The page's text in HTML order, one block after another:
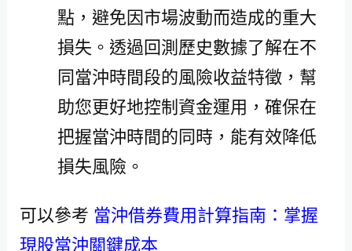
點，避免因市場波動而造成的重大
損失。透過回測歷史數據了解在不
同當沖時間段的風險收益特徵，幫
助您更好地控制資金運用，確保在
把握當沖時間的同時，能有效降低
損失風險。
可以參考 當沖借券費用計算指南：掌握
現股當沖關鍵成本